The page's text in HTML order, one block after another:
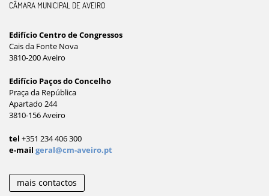
CÂMARA MUNICIPAL DE AVEIRO
Edifício Centro de Congressos
Cais da Fonte Nova
3810-200 Aveiro
Edifício Paços do Concelho
Praça da República
Apartado 244
3810-156 Aveiro
tel +351 234 406 300
e-mail geral@cm-aveiro.pt
mais contactos